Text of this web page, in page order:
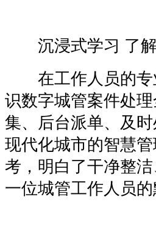
沉浸式学习 了解
在工作人员的专
识数字城管案件处
集、后台派单、及
现代化城市的智慧
考，明白了干净整
一位城管工作人员的